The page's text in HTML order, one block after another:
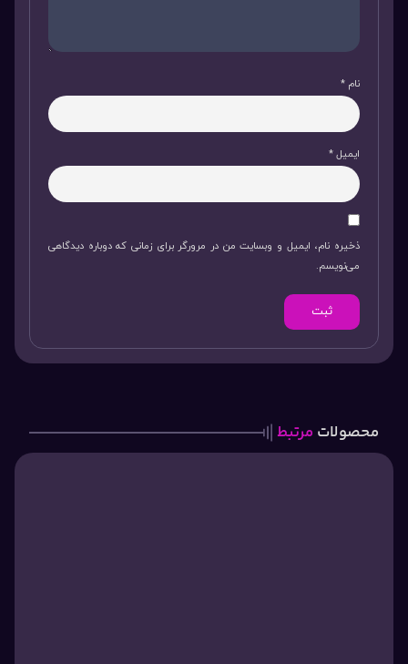
نام *
ایمیل*
ذخیره نام، ایمیل و وبسایت من در مرورگر برای زمانی که دوباره دیدگاهی
می‌نویسم.
محصولات مرتبط